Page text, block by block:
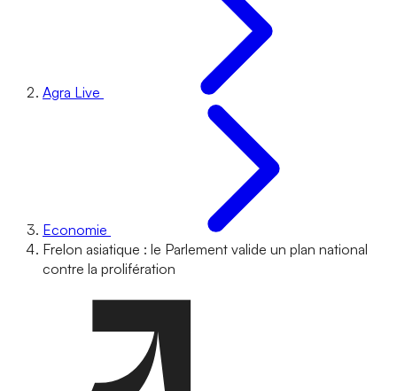
Agra Live
Economie
Frelon asiatique : le Parlement valide un plan national
contre la prolifération